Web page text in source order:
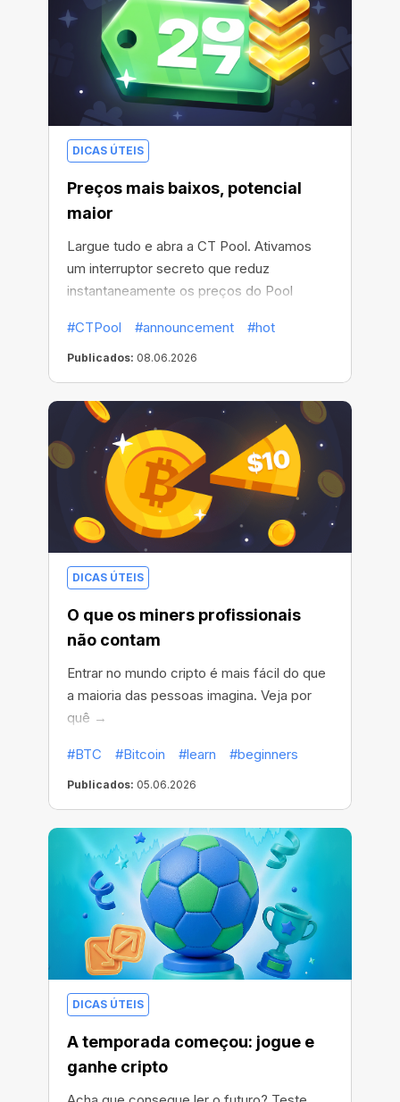
DICAS ÚTEIS
Preços mais baixos, potencial
maior
Largue tudo e abra a CT Pool. Ativamos
um interruptor secreto que reduz
instantaneamente os preços do Pool
#CTPool
#announcement #hot
Publicados: 08.06.2026
DICAS ÚTEIS
O que os miners profissionais
não contam
Entrar no mundo cripto é mais fácil do que
a maioria das pessoas imagina. Veja por
quê →
#BTC #Bitcoin #learn #beginners
Publicados: 05.06.2026
DICAS ÚTEIS
A temporada começou: jogue e
ganhe cripto